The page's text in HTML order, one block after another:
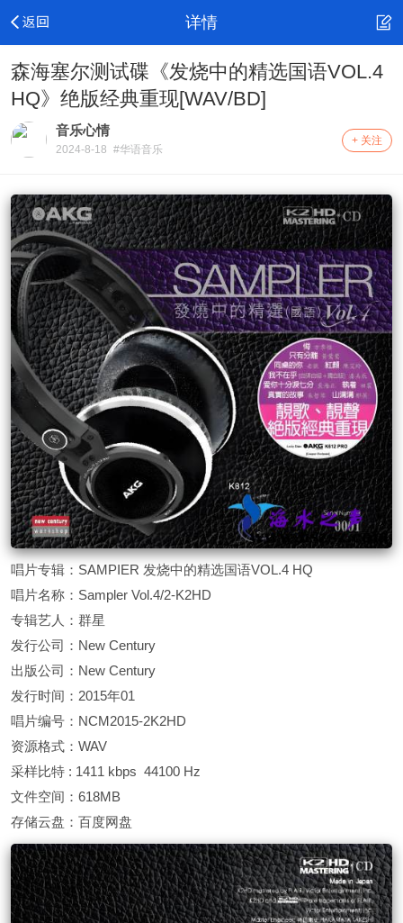
详情
森海塞尔测试碟《发烧中的精选国语VOL.4
HQ》绝版经典重现[WAV/BD]
音乐心情
2024-8-18 #华语音乐
+ 关注
唱片专辑：SAMPIER 发烧中的精选国语VOL.4 HQ
唱片名称：Sampler Vol.4/2-K2HD
专辑艺人：群星
发行公司：New Century
出版公司：New Century
发行时间：2015年01
唱片编号：NCM2015-2K2HD
资源格式：WAV
采样比特 : 1411 kbps 44100 Hz
文件空间：618MB
存储云盘：百度网盘